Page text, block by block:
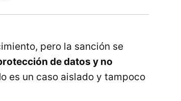
pero la sanción se
de datos y no
es un caso aislado y tampoco